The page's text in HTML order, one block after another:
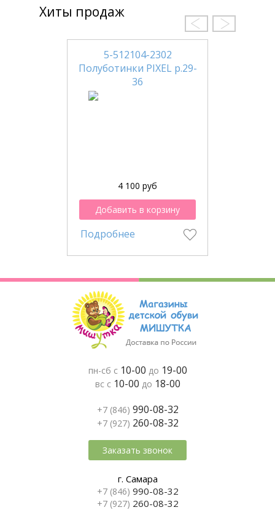
Хиты продаж
5-512104-2302
Полуботинки PIXEL р.29-
36
4 100 руб
Добавить в корзину
Подробнее
пн-сб с 10-00 до 19-00
вс с 10-00 до 18-00
+7 (846) 990-08-32
+7 (927) 260-08-32
Заказать звонок
г. Самара
+7 (846) 990-08-32
+7 (927) 260-08-32